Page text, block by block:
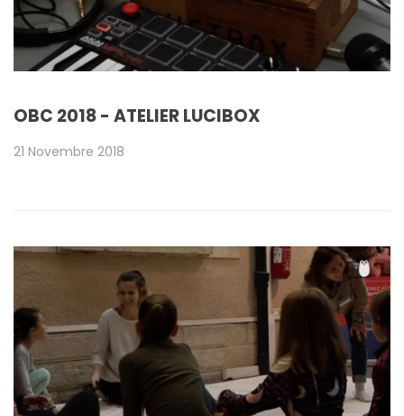
OBC 2018 - ATELIER LUCIBOX
21 Novembre 2018